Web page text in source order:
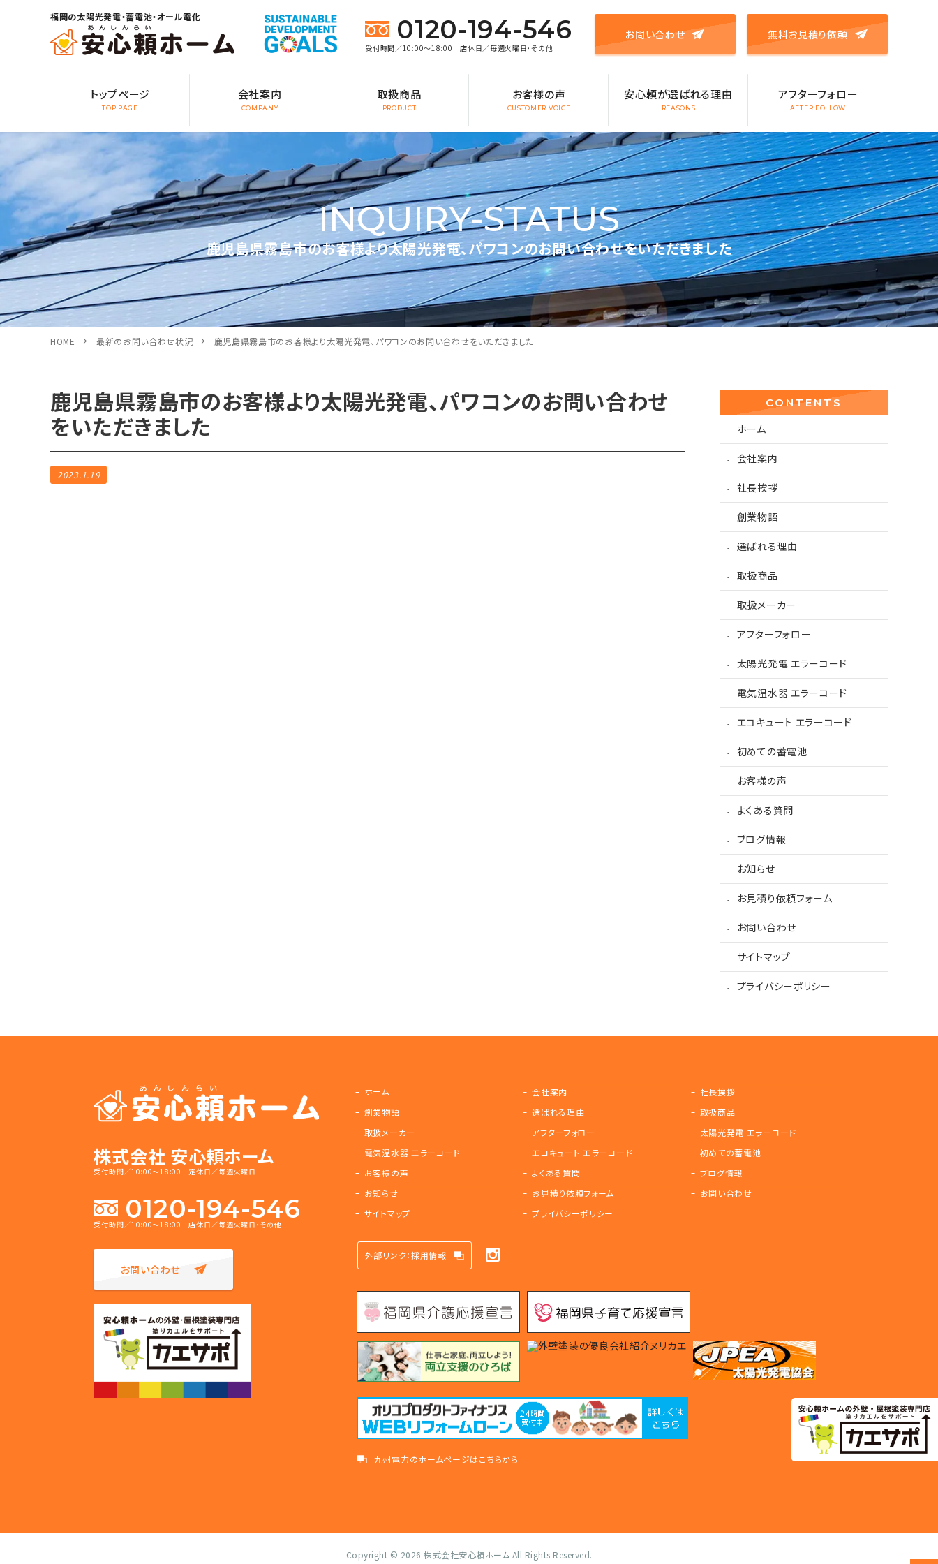
福岡の太陽光発電・蓄電池・オール電化 0120-194-546
受付時間／10:00～18:00 店休日／毎週火曜日・その他
お問い合わせ 無料お見積り依頼
トップページ
TOP PAGE
会社案内
COMPANY
取扱商品
PRODUCT
お客様の声
CUSTOMER VOICE
安心頼が選ばれる理由
REASONS
アフターフォロー
AFTER FOLLOW
INQUIRY-STATUS
鹿児島県霧島市のお客様より太陽光発電、パワコンのお問い合わせをいただきました
HOME 最新のお問い合わせ状況 鹿児島県霧島市のお客様より太陽光発電、パワコンのお問い合わせをいただきました
鹿児島県霧島市のお客様より太陽光発電、パワコンのお問い合わせ
をいただきました
2023.1.19
CONTENTS
ホーム
会社案内
社長挨拶
創業物語
選ばれる理由
取扱商品
取扱メーカー
アフターフォロー
太陽光発電 エラーコード
電気温水器 エラーコード
エコキュート エラーコード
初めての蓄電池
お客様の声
よくある質問
ブログ情報
お知らせ
お見積り依頼フォーム
お問い合わせ
サイトマップ
プライバシーポリシー
株式会社 安心頼ホーム
受付時間／10:00～18:00 定休日／毎週火曜日
0120-194-546
受付時間／10:00～18:00 店休日／毎週火曜日・その他
お問い合わせ
ホーム 会社案内
社長挨拶
創業物語
選ばれる理由
取扱商品
取扱メーカー
アフターフォロー
太陽光発電 エラーコード
電気温水器 エラーコード
エコキュート エラーコード
初めての蓄電池
お客様の声
よくある質問
ブログ情報
お知らせ
お見積り依頼フォーム
お問い合わせ
サイトマップ
プライバシーポリシー
外部リンク：採用情報
九州電力のホームページはこちらから
Copyright © 2026 株式会社安心頼ホーム All Rights Reserved.